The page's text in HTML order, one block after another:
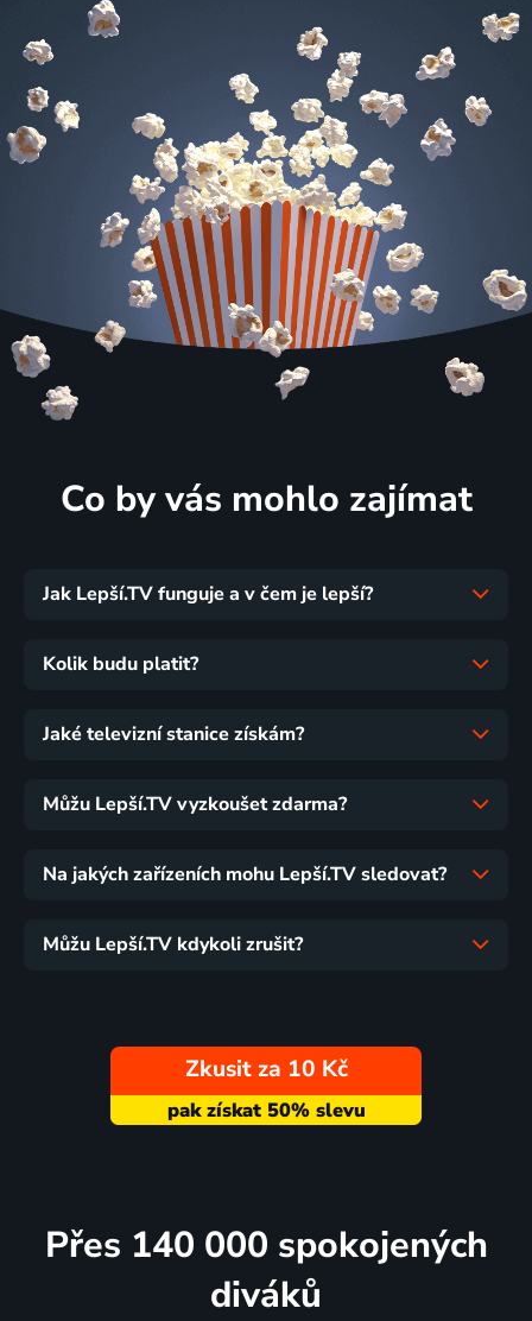
Co by vás mohlo zajímat
Jak Lepší.TV funguje a v čem je lepší?
Kolik budu platit?
Jaké televizní stanice získám?
Můžu Lepší.TV vyzkoušet zdarma?
Na jakých zařízeních mohu Lepší.TV sledovat?
Můžu Lepší.TV kdykoli zrušit?
Zkusit za 10 Kč
Přes 140 000 spokojených
diváků